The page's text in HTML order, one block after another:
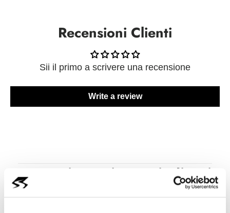
Recensioni Clienti
Sii il primo a scrivere una recensione
Write a review
Cosa Dicono i Nostri Clienti
di Noi